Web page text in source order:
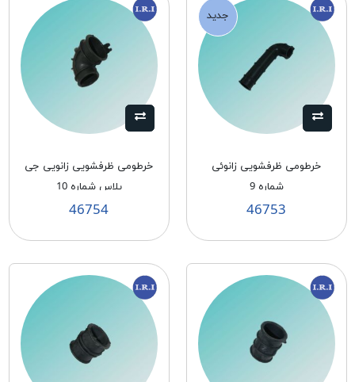
جدید
خرطومی ظرفشویی زانوئی
شماره 9
46753
خرطومی ظرفشویی زانویی جی
پلاس شماره 10
46754